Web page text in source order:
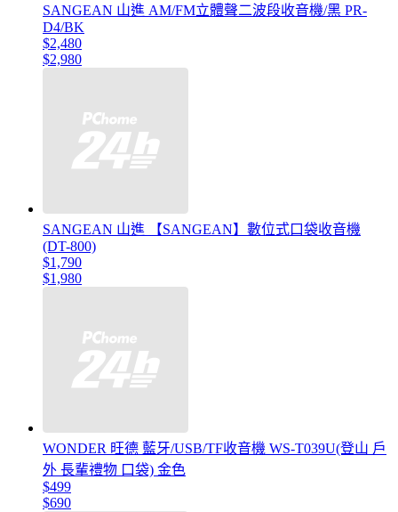
SANGEAN 山進 AM/FM立體聲二波段收音機/黑 PR-
D4/BK
$2,480
$2,980
SANGEAN 山進 【SANGEAN】數位式口袋收音機
(DT-800)
$1,790
$1,980
WONDER 旺德 藍牙/USB/TF收音機 WS-T039U(登山 戶
外 長輩禮物 口袋) 金色
$499
$690